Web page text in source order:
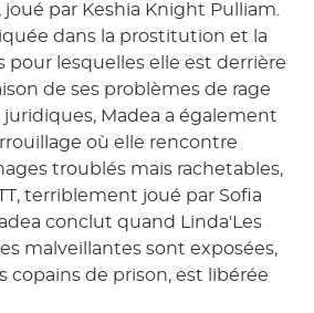
joué par Keshia Knight Pulliam.
dans la prostitution et la
pour lesquelles elle est derrière
de ses problèmes de rage
juridiques, Madea a également
où elle rencontre
troublés mais rachetables,
terriblement joué par Sofia
conclut quand Linda'Les
malveillantes sont exposées,
copains de prison, est libérée